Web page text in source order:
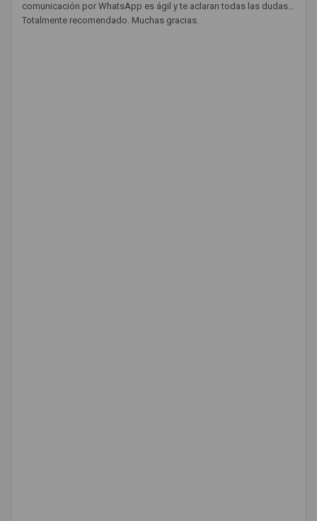
comunicación por WhatsApp es ágil y te aclaran todas las dudas.
Totalmente recomendado. Muchas gracias.